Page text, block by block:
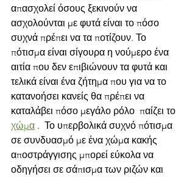
απασχολεί όσους ξεκινούν να
ασχολούνται με φυτά είναι το πόσο
συχνά πρέπει να τα ποτίζουν. Το
πότισμα είναι σίγουρα η νούμερο ένα
αιτία που δεν επιβιώνουν τα φυτά και
τελικά είναι ένα ζήτημα που για να το
κατανοήσει κανείς θα πρέπει να
καταλάβει πόσο μεγάλο ρόλο  παίζει το
χώμα .  Το υπερβολικά συχνό πότισμα
σε συνδυασμό με ένα χώμα κακής
αποστράγγισης μπορεί εύκολα να
οδηγήσει σε σάπισμα των ριζών και